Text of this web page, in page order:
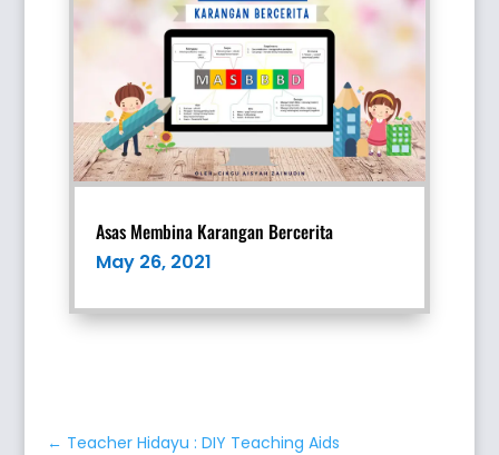
Asas Membina Karangan Bercerita
May 26, 2021
← Teacher Hidayu : DIY Teaching Aids